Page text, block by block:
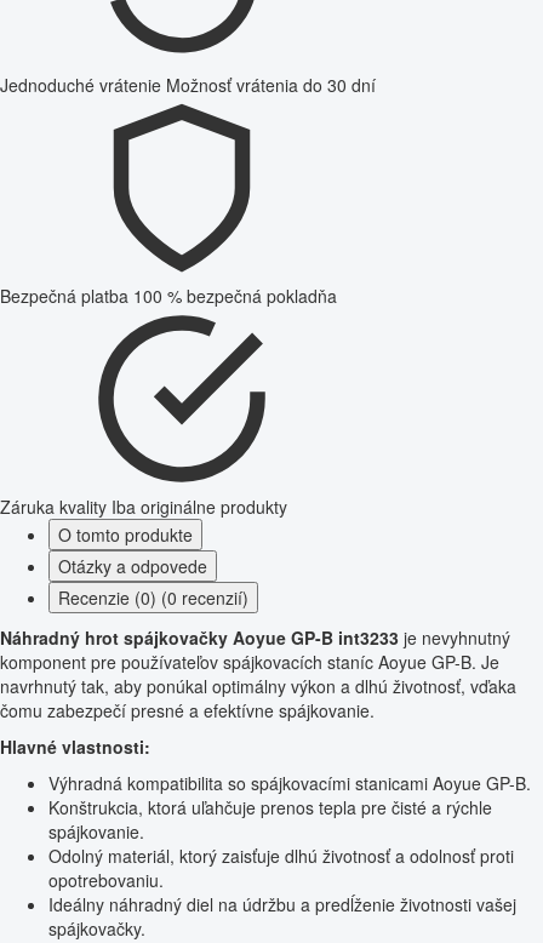
Jednoduché vrátenie Možnosť vrátenia do 30 dní
Bezpečná platba 100 % bezpečná pokladňa
Záruka kvality Iba originálne produkty
O tomto produkte
Otázky a odpovede
Recenzie (0) (0 recenzií)
Náhradný hrot spájkovačky Aoyue GP-B int3233 je nevyhnutný
komponent pre používateľov spájkovacích staníc Aoyue GP-B. Je
navrhnutý tak, aby ponúkal optimálny výkon a dlhú životnosť, vďaka
čomu zabezpečí presné a efektívne spájkovanie.
Hlavné vlastnosti:
Výhradná kompatibilita so spájkovacími stanicami Aoyue GP-B.
Konštrukcia, ktorá uľahčuje prenos tepla pre čisté a rýchle
spájkovanie.
Odolný materiál, ktorý zaisťuje dlhú životnosť a odolnosť proti
opotrebovaniu.
Ideálny náhradný diel na údržbu a predĺženie životnosti vašej
spájkovačky.